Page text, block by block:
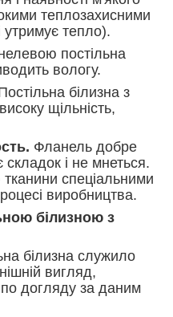
теплозахисними
утримує тепло).
постільна
вологу.
білизна з
щільність,
Фланель добре
і не мнеться.
спеціальними
виробництва.
білизною з
білизна служило
вигляд,
догляду за даним